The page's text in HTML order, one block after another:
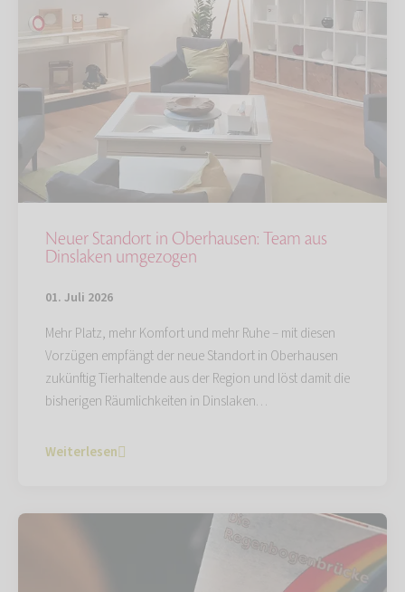
Neuer Standort in Oberhausen: Team aus
Dinslaken umgezogen
01. Juli 2026
Mehr Platz, mehr Komfort und mehr Ruhe – mit diesen
Vorzügen empfängt der neue Standort in Oberhausen
zukünftig Tierhaltende aus der Region und löst damit die
bisherigen Räumlichkeiten in Dinslaken…
Weiterlesen